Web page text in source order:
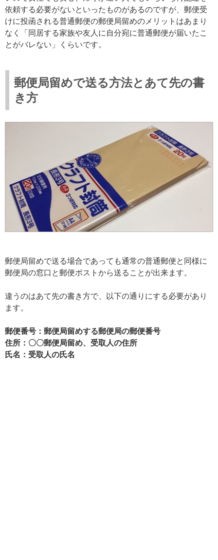
依頼する必要がないといったものがあるのですが、郵便受
けに投函される普通郵便の郵便局留めのメリットはあまり
なく「同居する家族や友人に自分宛に普通郵便が届いたこ
とがバレない」くらいです。
郵便局留めで送る方法とあて先の書
き方
郵便局留めで送る場合であっても通常の普通郵便と同様に
郵便局の窓口と郵便ポストから送ることが出来ます。
違うのはあて先の書き方で、以下の通りにする必要があり
ます。
郵便番号：郵便局留めする郵便局の郵便番号
住所：〇〇郵便局留め、受取人の住所
氏名：受取人の氏名